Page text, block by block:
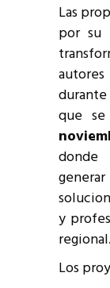
Las
por su
que
donde
y
regional.
Los